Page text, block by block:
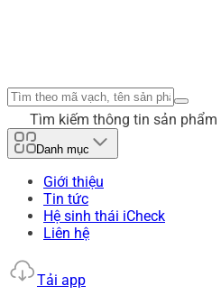
Tìm kiếm thông tin sản phẩm
Danh mục
Giới thiệu
Tin tức
Hệ sinh thái iCheck
Liên hệ
Tải app